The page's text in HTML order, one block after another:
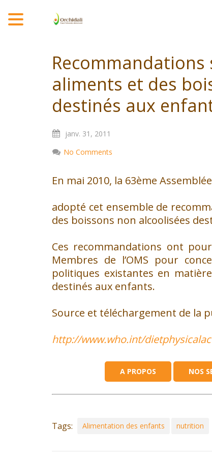
aliments et des
destinés aux
janv. 31, 2011
No Comments
En mai 2010, la 63ème
adopté cet ensemble de
des boissons non alcoolisées
Ces recommandations ont
Membres de l’OMS pour
politiques existantes en
destinés aux enfants.
Source et téléchargement de la
http://www.who.int/
A PROPOS NOS
Tags: Alimentation des enfants nutrition
A propos d’Orchidali